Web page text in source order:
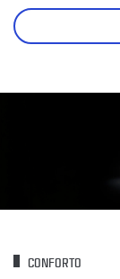
CONFORTO